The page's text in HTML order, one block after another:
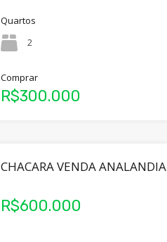
Quartos
2
Comprar
R$300.000
CHACARA VENDA ANALANDIA
R$600.000